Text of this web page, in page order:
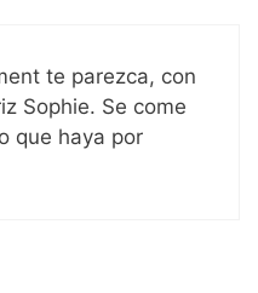
te parezca, con
Sophie. Se come
que haya por